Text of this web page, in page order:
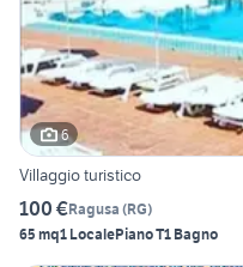
6
Villaggio turistico
100 €Ragusa (RG)
65 mq1 LocalePiano T1 Bagno